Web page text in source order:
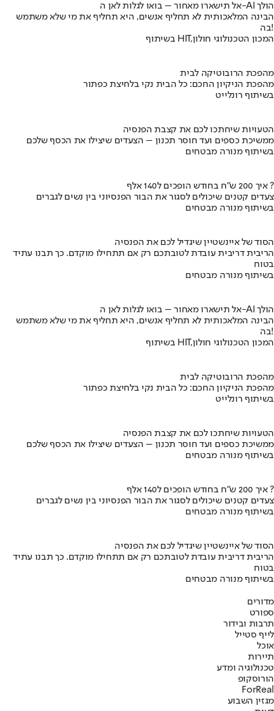
אל תישארו מאחור – בואו לגלות לאן ה-AI הולך
הבינה המלאכותית לא תחליף אנשים, היא תחליף את מי שלא משתמש
בה!
בשיתוף HIT,המכון הטכנולוגי חולון
מהפכת הרובוטיקה לבית
מהפכת הניקיון החכם: כל הבית נקי בלחיצת כפתור
בשיתוף רונלייט
הטעויות שיחתכו לכם את קצבת הפנסיה
ממשיכת כספים ועד חוסר תכנון – הצעדים שיצילו את הכסף שלכם
בשיתוף מנורה מבטחים
איך 200 ש"ח בחודש הופכים ל140 אלף ?
צעדים קטנים שיכולים לסגור את הבור הפנסיוני בין נשים לגברים
בשיתוף מנורה מבטחים
הסוד של איינשטיין שיגדיל לכם את הפנסיה
הריבית דריבית עובדת לטובתכם רק אם תתחילו מוקדם. כך תבנו עתיד
בטוח
בשיתוף מנורה מבטחים
אל תישארו מאחור – בואו לגלות לאן ה-AI הולך
הבינה המלאכותית לא תחליף אנשים, היא תחליף את מי שלא משתמש
בה!
בשיתוף HIT,המכון הטכנולוגי חולון
מהפכת הרובוטיקה לבית
מהפכת הניקיון החכם: כל הבית נקי בלחיצת כפתור
בשיתוף רונלייט
הטעויות שיחתכו לכם את קצבת הפנסיה
ממשיכת כספים ועד חוסר תכנון – הצעדים שיצילו את הכסף שלכם
בשיתוף מנורה מבטחים
איך 200 ש"ח בחודש הופכים ל140 אלף ?
צעדים קטנים שיכולים לסגור את הבור הפנסיוני בין נשים לגברים
בשיתוף מנורה מבטחים
הסוד של איינשטיין שיגדיל לכם את הפנסיה
הריבית דריבית עובדת לטובתכם רק אם תתחילו מוקדם. כך תבנו עתיד
בטוח
בשיתוף מנורה מבטחים
מדורים
ספורט
תרבות ובידור
לייף סטייל
אוכל
תיירות
טכנולוגיה ומדע
הורוסקופ
ForReal
מגזין השבוע